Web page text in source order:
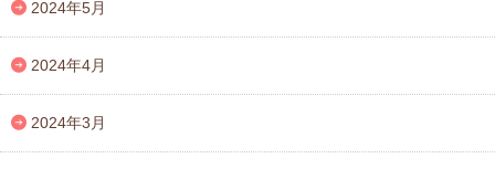
2024年5月
2024年4月
2024年3月